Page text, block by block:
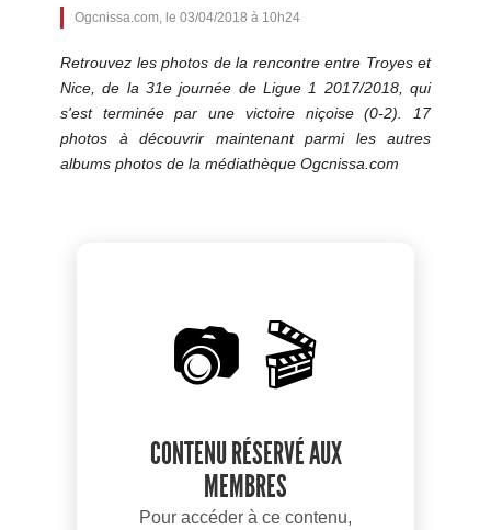
Ogcnissa.com, le 03/04/2018 à 10h24
Retrouvez les photos de la rencontre entre Troyes et
Nice, de la 31e journée de Ligue 1 2017/2018, qui
s'est terminée par une victoire niçoise (0-2). 17
photos à découvrir maintenant parmi les autres
albums photos de la médiathèque Ogcnissa.com
📷 🎬
CONTENU RÉSERVÉ AUX
MEMBRES
Pour accéder à ce contenu,